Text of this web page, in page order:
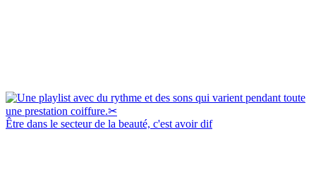
Être dans le secteur de la beauté, c'est avoir dif